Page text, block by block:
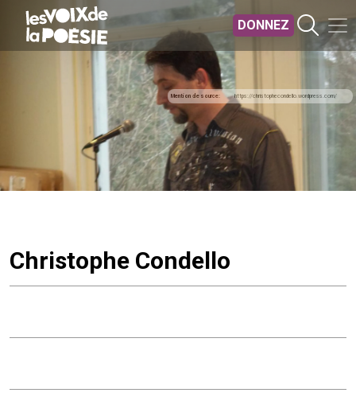
Aller au contenu principal
DONNEZ
Christophe Condello
Mention de source https://christophecondello.wordpress.com/